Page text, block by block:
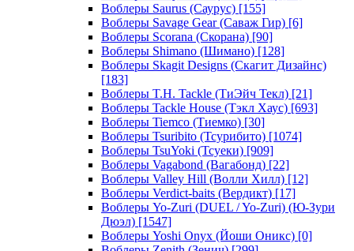
Воблеры Saurus (Саурус) [155]
Воблеры Savage Gear (Саваж Гир) [6]
Воблеры Scorana (Скорана) [90]
Воблеры Shimano (Шимано) [128]
Воблеры Skagit Designs (Скагит Дизайнс)
[183]
Воблеры T.H. Tackle (ТиЭйч Текл) [21]
Воблеры Tackle House (Тэкл Хаус) [693]
Воблеры Tiemco (Тиемко) [30]
Воблеры Tsuribito (Тсурибито) [1074]
Воблеры TsuYoki (Тсуеки) [909]
Воблеры Vagabond (Вагабонд) [22]
Воблеры Valley Hill (Волли Хилл) [12]
Воблеры Verdict-baits (Вердикт) [17]
Воблеры Yo-Zuri (DUEL / Yo-Zuri) (Ю-Зури
Дюэл) [1547]
Воблеры Yoshi Onyx (Йоши Оникс) [0]